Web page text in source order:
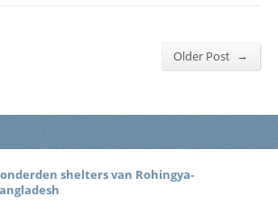
Older Post →
shelters van Rohingya-